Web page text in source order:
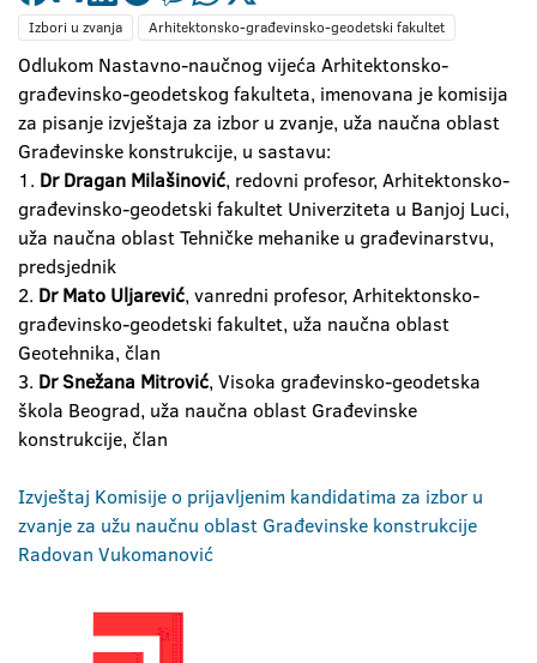
Izbori u zvanja Arhitektonsko-građevinsko-geodetski fakultet
Odlukom Nastavno-naučnog vijeća Arhitektonsko-
građevinsko-geodetskog fakulteta, imenovana je komisija
za pisanje izvještaja za izbor u zvanje, uža naučna oblast
Građevinske konstrukcije, u sastavu:
1. Dr Dragan Milašinović, redovni profesor, Arhitektonsko-
građevinsko-geodetski fakultet Univerziteta u Banjoj Luci,
uža naučna oblast Tehničke mehanike u građevinarstvu,
predsjednik
2. Dr Mato Uljarević, vanredni profesor, Arhitektonsko-
građevinsko-geodetski fakultet, uža naučna oblast
Geotehnika, član
3. Dr Snežana Mitrović, Visoka građevinsko-geodetska
škola Beograd, uža naučna oblast Građevinske
konstrukcije, član
Izvještaj Komisije o prijavljenim kandidatima za izbor u
zvanje za užu naučnu oblast Građevinske konstrukcije
Radovan Vukomanović